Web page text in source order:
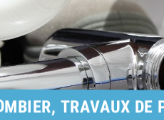
TRAVAUX DE